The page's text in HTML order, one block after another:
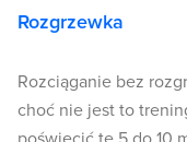
Rozgrzewka
Rozciąganie bez
choć nie jest to